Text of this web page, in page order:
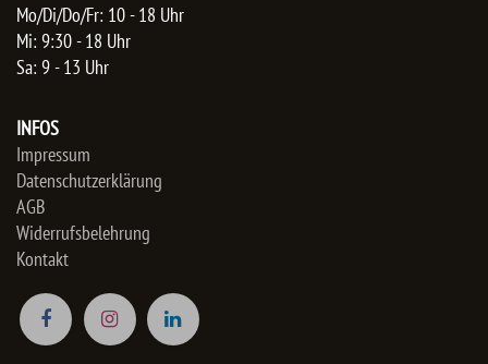
Mo/Di/Do/Fr: 10 - 18 Uhr
Mi: 9:30 - 18 Uhr
Sa: 9 - 13 Uhr
INFOS
Impressum
Datenschutzerklärung
AGB
Widerrufsbelehrung
Kontakt